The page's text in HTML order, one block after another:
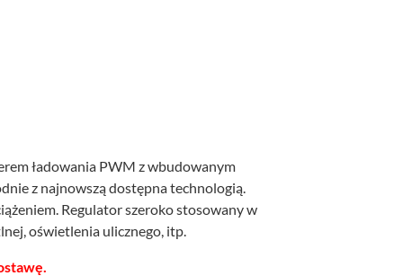
ładowania PWM z wbudowanym
z najnowszą dostępna technologią.
Regulator szeroko stosowany w
oświetlenia ulicznego, itp.